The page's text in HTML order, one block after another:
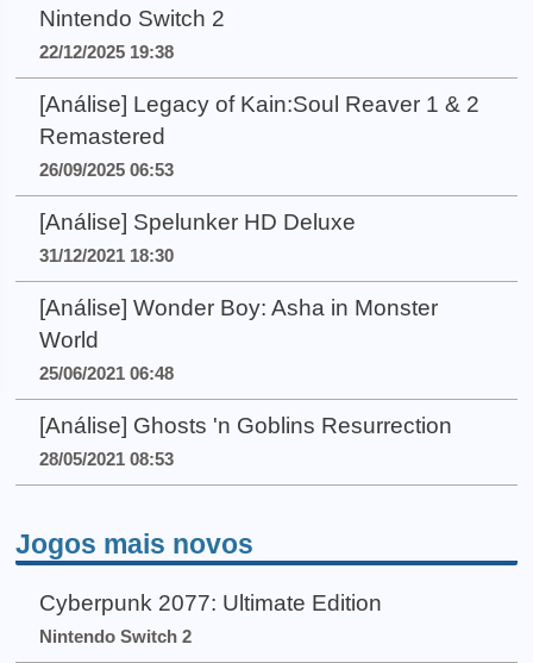
Nintendo Switch 2
22/12/2025 19:38
[Análise] Legacy of Kain:Soul Reaver 1 & 2
Remastered
26/09/2025 06:53
[Análise] Spelunker HD Deluxe
31/12/2021 18:30
[Análise] Wonder Boy: Asha in Monster
World
25/06/2021 06:48
[Análise] Ghosts 'n Goblins Resurrection
28/05/2021 08:53
Jogos mais novos
Cyberpunk 2077: Ultimate Edition
Nintendo Switch 2